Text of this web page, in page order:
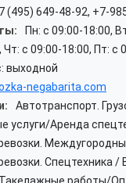
(495) 649-48-92, +7-
Пн: c 09:00-18:00,
Чт: c 09:00-18:00, Пт: c
выходной
negabarita.com
Автотранспорт.
услуги/Аренда
Спецтехника /